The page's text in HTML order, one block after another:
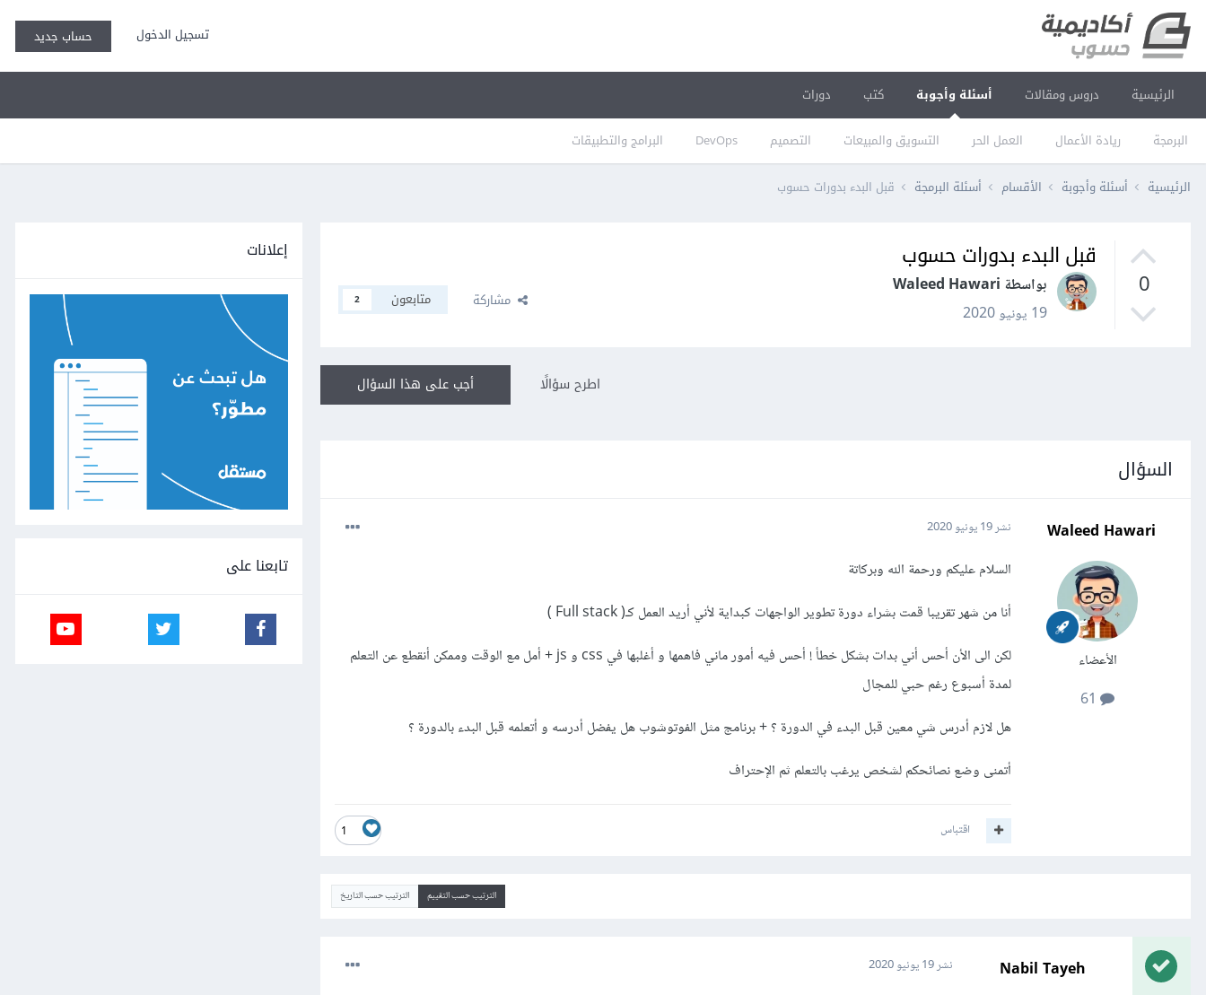
تسجيل الدخول حساب جديد
الرئيسية دروس ومقالات أسئلة وأجوبة
البرمجة ريادة الأعمال العمل الحر التسويق والمبيعات التصميم DevOps البرامج والتطبيقات
كتب دورات
الرئيسية أسئلة وأجوبة الأقسام أسئلة البرمجة قبل البدء بدورات حسوب
0
قبل البدء بدورات حسوب
بواسطة Waleed Hawari
19 يونيو 2020
مشاركة متابعون 2
أجب على هذا السؤال اطرح سؤالًا
السؤال
Waleed Hawari
الأعضاء
نشر19 يونيو 2020
السلام عليكم ورحمة الله وبركاتة
أنا من شهر تقريبا قمت بشراء دورة تطوير الواجهات كبداية لأني أريد العمل كـ( Full stack )
لكن الى الأن أحس أني بدات بشكل خطأ ! أحس فيه أمور ماني فاهمها و أغلبها في css و js + أمل مع الوقت وممكن أنقطع عن التعلم
لمدة أسبوع رغم حبي للمجال
هل لازم أدرس شي معين قبل البدء في الدورة ؟ + برنامج مثل الفوتوشوب هل يفضل أدرسه و أتعلمه قبل البدء بالدورة ؟
أتمنى وضع نصائحكم لشخص يرغب بالتعلم ثم الإحتراف
1 اقتباس
الترتيب حسب التقييم الترتيب حسب التاريخ
Nabil Tayeh نشر19 يونيو 2020
إعلانات
تابعنا على